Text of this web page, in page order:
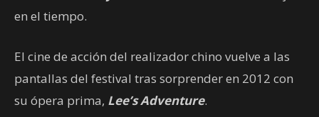
en el tiempo.
El cine de acción del realizador chino vuelve a las
pantallas del festival tras sorprender en 2012 con
su ópera prima, Lee’s Adventure.